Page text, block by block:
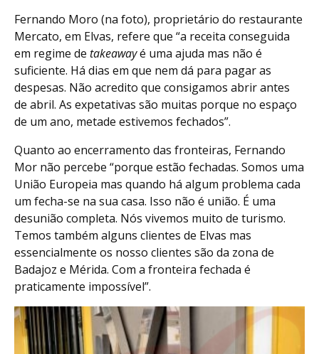
Fernando Moro (na foto), proprietário do restaurante
Mercato, em Elvas, refere que “a receita conseguida
em regime de takeawayé uma ajuda mas não é
suficiente. Há dias em que nem dá para pagar as
despesas. Não acredito que consigamos abrir antes
de abril. As expetativas são muitas porque no espaço
de um ano, metade estivemos fechados”.
Quanto ao encerramento das fronteiras, Fernando
Mor não percebe “porque estão fechadas. Somos uma
União Europeia mas quando há algum problema cada
um fecha-se na sua casa. Isso não é união. É uma
desunião completa. Nós vivemos muito de turismo.
Temos também alguns clientes de Elvas mas
essencialmente os nosso clientes são da zona de
Badajoz e Mérida. Com a fronteira fechada é
praticamente impossível”.